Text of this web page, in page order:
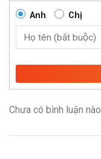
Anh Chị
Chưa có bình luận nào